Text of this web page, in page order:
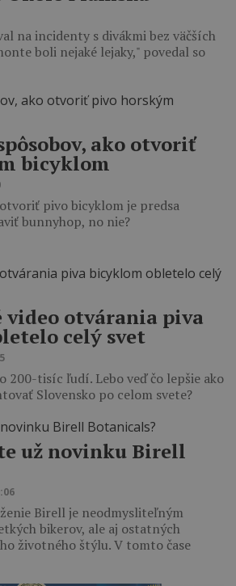
na incidenty s divákmi bez väčších
boli nejaké lejaky," povedal so
ako otvoriť
bicyklom
pivo bicyklom je predsa
bunnyhop, no nie?
video otvárania piva
celý svet
200-tisíc ľudí. Lebo veď čo lepšie ako
Slovensko po celom svete?
už novinku Birell
Birell je neodmysliteľným
bikerov, ale aj ostatných
životného štýlu. V tomto čase